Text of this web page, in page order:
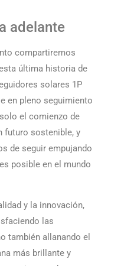
adelante
compartiremos
última historia de
solares 1P
en pleno seguimiento
el comienzo de
futuro sostenible, y
de seguir empujando
posible en el mundo
y la innovación,
las
también allanando el
más brillante y